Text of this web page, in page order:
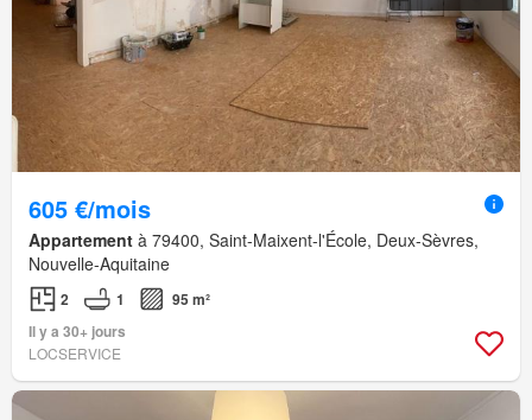
605 €/mois
Appartement à 79400, Saint-Maixent-l'École, Deux-Sèvres,
Nouvelle-Aquitaine
2 1
95 m²
Il y a 30+ jours
LOCSERVICE